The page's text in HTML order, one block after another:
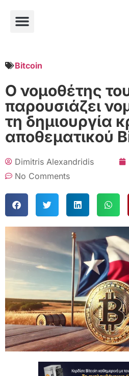
Bitcoin
Ο νομοθέτης
παρουσιάζει
τη δημιουργία
αποθεματικού
Dimitris Alexandridis
No Comments